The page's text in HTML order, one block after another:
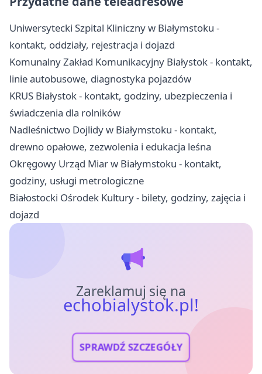
Uniwersytecki Szpital Kliniczny w Białymstoku -
kontakt, oddziały, rejestracja i dojazd
Komunalny Zakład Komunikacyjny Białystok - kontakt,
linie autobusowe, diagnostyka pojazdów
KRUS Białystok - kontakt, godziny, ubezpieczenia i
świadczenia dla rolników
Nadleśnictwo Dojlidy w Białymstoku - kontakt,
drewno opałowe, zezwolenia i edukacja leśna
Okręgowy Urząd Miar w Białymstoku - kontakt,
godziny, usługi metrologiczne
Białostocki Ośrodek Kultury - bilety, godziny, zajęcia i
dojazd
Zareklamuj się na
echobialystok.pl!
SPRAWDŹ SZCZEGÓŁY